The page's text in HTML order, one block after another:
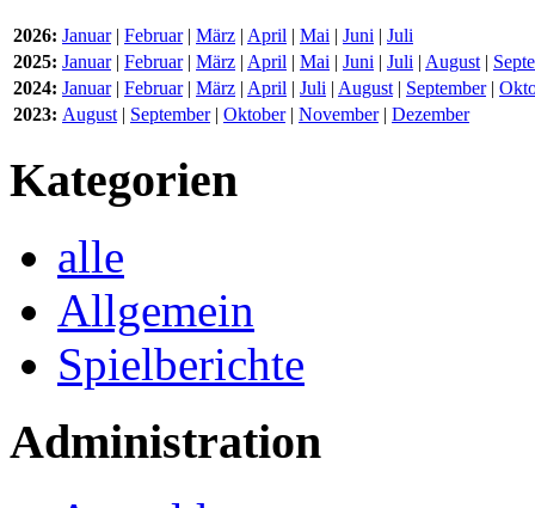
2026: Januar| Februar| März | April | Mai | Juni | Juli
2025: Januar| Februar| März | April | Mai | Juni | Juli | August |
2024: Januar| Februar| März | April | Juli | August | September|
2023: August | September| Oktober| November| Dezember
Kategorien
alle
Allgemein
Spielberichte
Administration